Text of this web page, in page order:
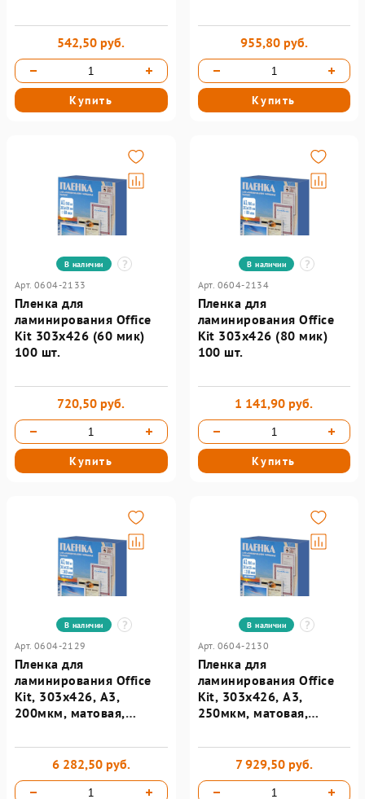
542,50 руб.
Купить
955,80 руб.
Купить
В наличии
Арт. 0604-2133
Пленка для
ламинирования Office
Kit 303х426 (60 мик)
100 шт.
720,50 руб.
Купить
В наличии
Арт. 0604-2134
Пленка для
ламинирования Office
Kit 303х426 (80 мик)
100 шт.
1 141,90 руб.
Купить
В наличии
Арт. 0604-2129
Пленка для
ламинирования Office
Kit, 303х426, А3,
200мкм, матовая,
PLP303*426/200 m
6 282,50 руб.
В наличии
Арт. 0604-2130
Пленка для
ламинирования Office
Kit, 303х426, А3,
250мкм, матовая,
PLP303*426/250 m
7 929,50 руб.